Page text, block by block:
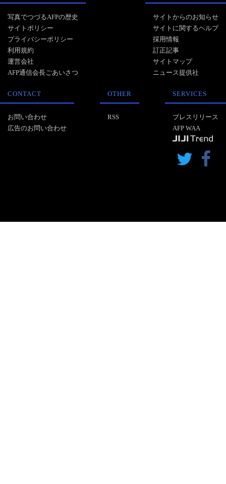
写真でつづるAFPの歴史
サイトポリシー
プライバシーポリシー
利用規約
運営会社
AFP通信会長ごあいさつ
サイトからのお知らせ
サイトに関するヘルプ
採用情報
訂正記事
サイトマップ
ニュース提供社
CONTACT
お問い合わせ
広告のお問い合わせ
OTHER
RSS
SERVICES
プレスリリース
AFP WAA